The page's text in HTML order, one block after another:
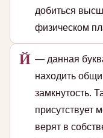
добиться
физическом
Й — данная
находить
замкнутость.
присутствует
верят в